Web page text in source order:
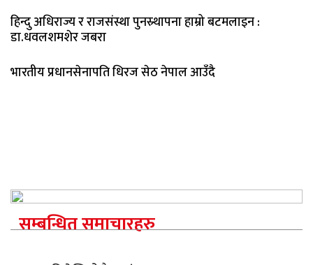
हिन्दु अधिराज्य र राजसंस्था पुनस्र्थापना हाम्रो बटमलाइन :
डा.धवलशमशेर जबरा
भारतीय प्रधानसेनापति धिरज सेठ नेपाल आउँदै
सम्बन्धित समाचारहरु